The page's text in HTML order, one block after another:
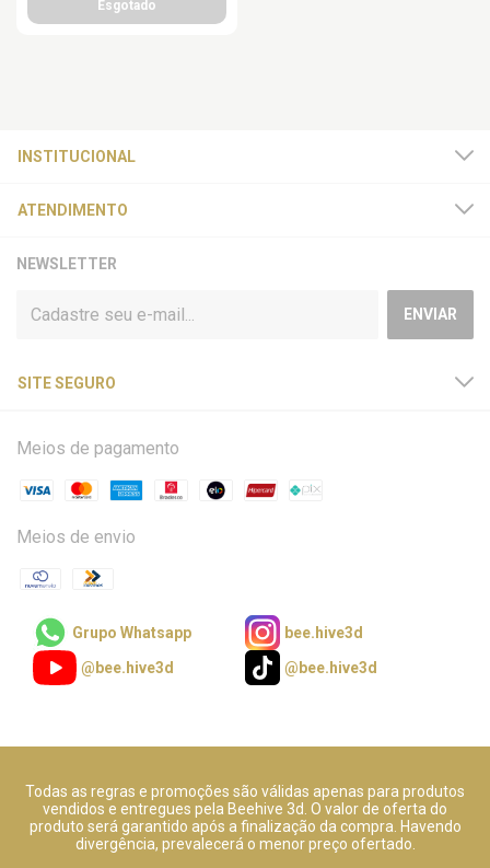
INSTITUCIONAL
ATENDIMENTO
NEWSLETTER
SITE SEGURO
Meios de pagamento
Meios de envio
Grupo Whatsapp
bee.hive3d
@bee.hive3d
@bee.hive3d
Todas as regras e promoções são válidas apenas para produtos
vendidos e entregues pela Beehive 3d. O valor de oferta do
produto será garantido após a finalização da compra. Havendo
divergência, prevalecerá o menor preço ofertado.